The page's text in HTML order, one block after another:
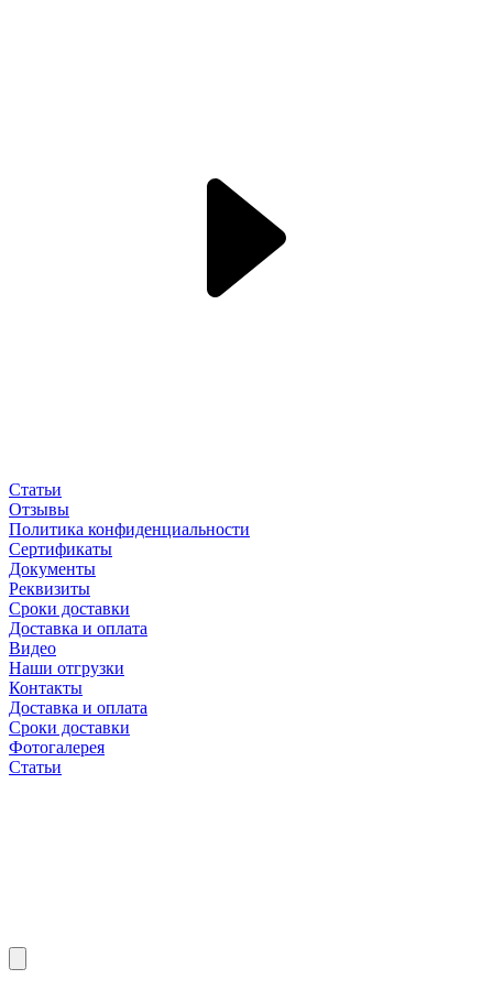
Статьи
Отзывы
Политика конфиденциальности
Сертификаты
Документы
Реквизиты
Сроки доставки
Доставка и оплата
Видео
Наши отгрузки
Контакты
Доставка и оплата
Сроки доставки
Фотогалерея
Статьи